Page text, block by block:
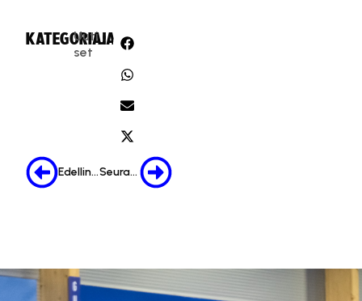
KATEGORIA:
Uuti
set
JAA:
Edellinen Seuraava